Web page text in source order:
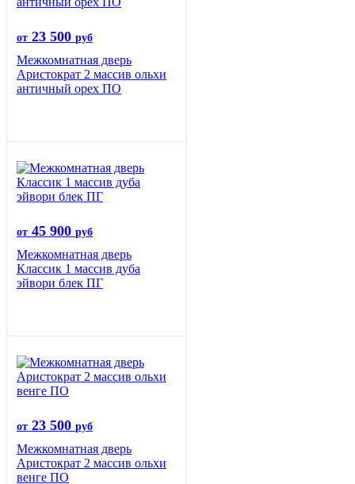
от 23 500 руб
Межкомнатная дверь
Аристократ 2 массив ольхи
античный орех ПО
от 45 900 руб
Межкомнатная дверь
Классик 1 массив дуба
эйвори блек ПГ
от 23 500 руб
Межкомнатная дверь
Аристократ 2 массив ольхи
венге ПО